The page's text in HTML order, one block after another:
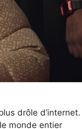
drôle d’internet.
monde entier